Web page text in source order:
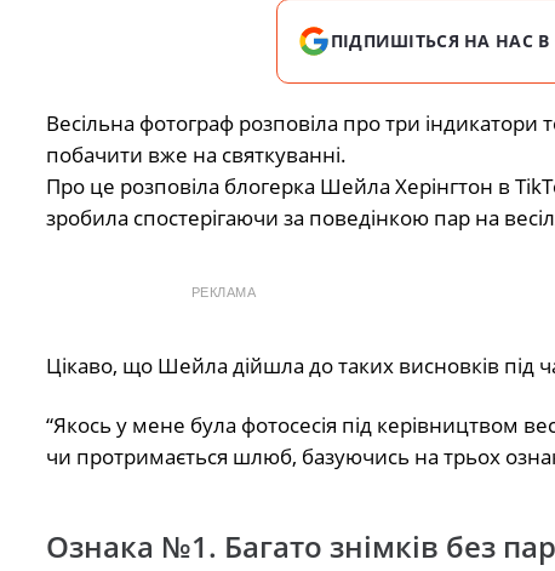
ПІДПИШІТЬСЯ НА НАС В
Весільна фотограф розповіла про три
побачити вже на святкуванні.
Про це розповіла блогерка Шейла Херінгтон в
зробила спостерігаючи за поведінкою пар на
РЕКЛАМА
Цікаво, що Шейла дійшла до таких висновків під
“Якось у мене була фотосесія під керівництвом
чи протримається шлюб, базуючись на трьох
Ознака №1. Багато знімків без